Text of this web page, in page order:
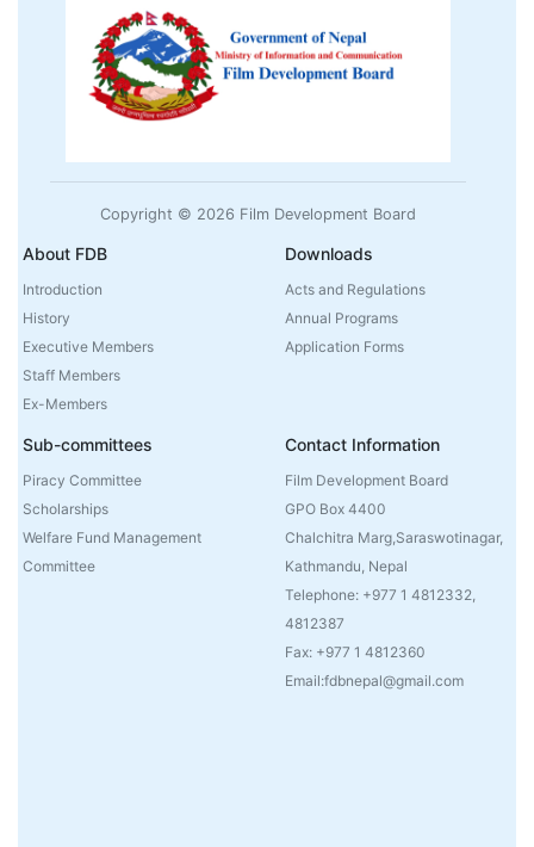
Copyright © 2026 Film Development Board
About FDB
Introduction
History
Executive Members
Staff Members
Ex-Members
Downloads
Acts and Regulations
Annual Programs
Application Forms
Sub-committees
Piracy Committee
Scholarships
Welfare Fund Management
Committee
Contact Information
Film Development Board
GPO Box 4400
Chalchitra Marg,Saraswotinagar,
Kathmandu, Nepal
Telephone: +977 1 4812332,
4812387
Fax: +977 1 4812360
Email:fdbnepal@gmail.com